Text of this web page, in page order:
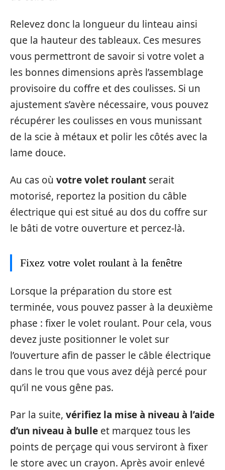
Relevez donc la longueur du linteau ainsi
que la hauteur des tableaux. Ces mesures
vous permettront de savoir si votre volet a
les bonnes dimensions après l’assemblage
provisoire du coffre et des coulisses. Si un
ajustement s’avère nécessaire, vous pouvez
récupérer les coulisses en vous munissant
de la scie à métaux et polir les côtés avec la
lame douce.
Au cas où votre volet roulant serait
motorisé, reportez la position du câble
électrique qui est situé au dos du coffre sur
le bâti de votre ouverture et percez-là.
Fixez votre volet roulant à la fenêtre
Lorsque la préparation du store est
terminée, vous pouvez passer à la deuxième
phase : fixer le volet roulant. Pour cela, vous
devez juste positionner le volet sur
l’ouverture afin de passer le câble électrique
dans le trou que vous avez déjà percé pour
qu’il ne vous gêne pas.
Par la suite, vérifiez la mise à niveau à l’aide
d’un niveau à bulle et marquez tous les
points de perçage qui vous serviront à fixer
le store avec un crayon. Après avoir enlevé